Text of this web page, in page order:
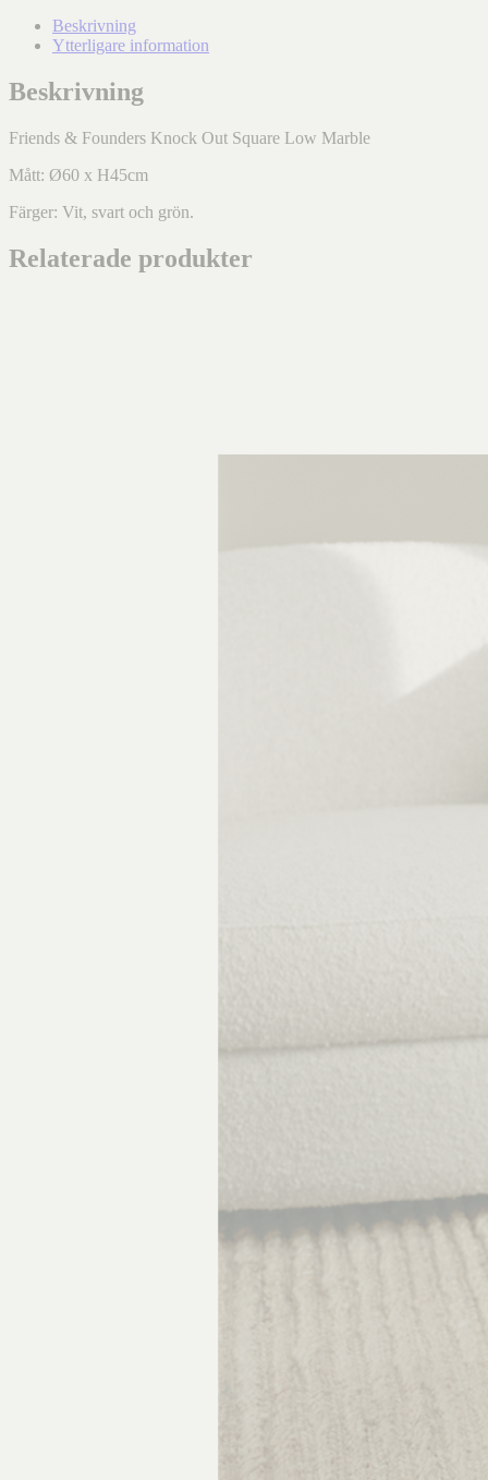
Beskrivning
Ytterligare information
Beskrivning
Friends & Founders Knock Out Square Low Marble
Mått: Ø60 x H45cm
Färger: Vit, svart och grön.
Relaterade produkter